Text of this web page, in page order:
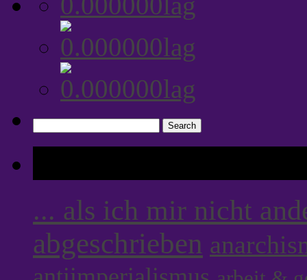
for:
... als ich mir nicht
abgeschrieben